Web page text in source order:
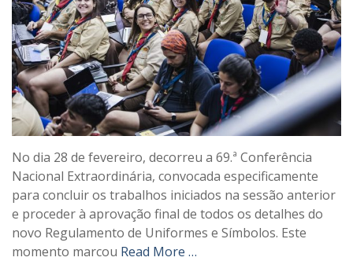
No dia 28 de fevereiro, decorreu a 69.ª Conferência
Nacional Extraordinária, convocada especificamente
para concluir os trabalhos iniciados na sessão anterior
e proceder à aprovação final de todos os detalhes do
novo Regulamento de Uniformes e Símbolos. Este
momento marcou Read More …